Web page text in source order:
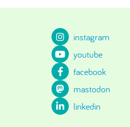
instagram
youtube
facebook
mastodon
linkedin